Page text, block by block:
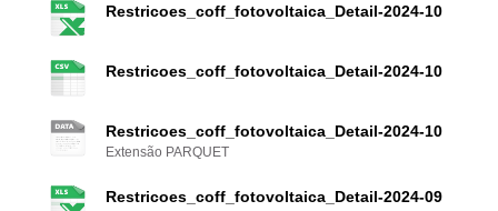
Restricoes_coff_fotovoltaica_Detail-2024-10
Restricoes_coff_fotovoltaica_Detail-2024-10
Restricoes_coff_fotovoltaica_Detail-2024-10
Extensão PARQUET
Restricoes_coff_fotovoltaica_Detail-2024-09